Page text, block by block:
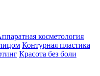
косметология
Контурная пластика
Красота без боли